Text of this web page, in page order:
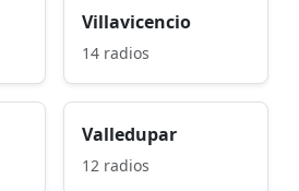
Villavicencio
14 radios
Valledupar
12 radios